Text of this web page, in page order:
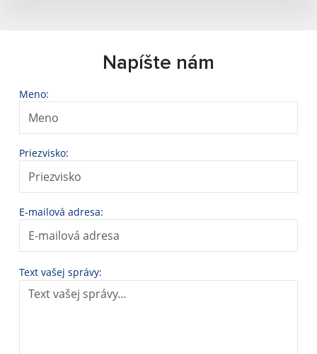
Napíšte nám
Meno:
Priezvisko:
E-mailová adresa:
Text vašej správy: